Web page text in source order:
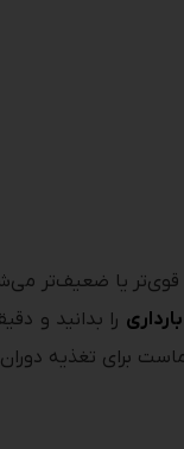
یا ضعیف‌تر
را بدانید و
برای تغذیه